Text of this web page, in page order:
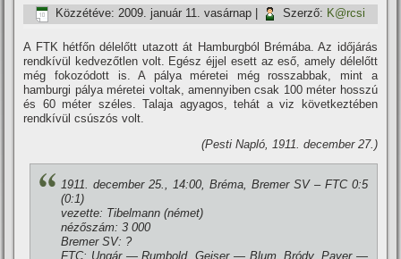
Közzétéve: 2009. január 11. vasárnap Szerző: K@rcsi
A FTK hétfőn délelőtt utazott át Hamburgból Brémába. Az időjárás
rendkí­vül kedvezőtlen volt. Egész éjjel esett az eső, amely délelőtt
még fokozódott is. A pálya méretei még rosszabbak, mint a
hamburgi pálya méretei voltak, amennyiben csak 100 méter hosszú
és 60 méter széles. Talaja agyagos, tehát a viz következtében
rendkí­vül csúszós volt.
(Pesti Napló, 1911. december 27.)
1911. december 25., 14:00, Bréma, Bremer SV – FTC 0:5
(0:1)
vezette: Tibelmann (német)
nézőszám: 3 000
Bremer SV: ?
FTC: Ungár — Rumbold, Geiser — Blum, Bródy, Payer —